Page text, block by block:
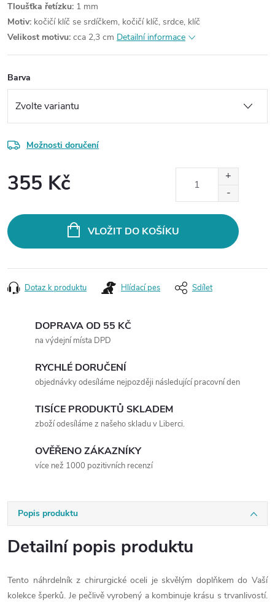
Tloušťka řetízku: 1 mm
Motiv: kočičí klíč se srdíčkem, kočičí klíč, srdce, klíč
Velikost motivu: cca 2,3 cm Detailní informace
Barva
Možnosti doručení
355 Kč
VLOŽIT DO KOŠÍKU
Dotaz k produktu Hlídací pes Sdílet
DOPRAVA OD 55 KČ
na výdejní místa DPD
RYCHLÉ DORUČENÍ
objednávky odesíláme nejpozději následující pracovní den
TISÍCE PRODUKTŮ SKLADEM
zboží odesíláme z našeho skladu v Liberci.
OVĚŘENO ZÁKAZNÍKY
více než 1000 pozitivních recenzí
Popis produktu
Detailní popis produktu
Tento náhrdelník z chirurgické oceli je skvělým doplňkem do Vaší
kolekce šperků. Je pečlivě vyrobený a kombinuje krásu s trvanlivostí.